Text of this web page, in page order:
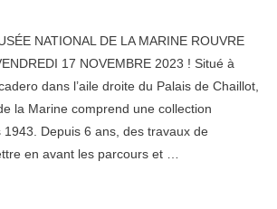
NATIONAL DE LA MARINE ROUVRE
17 NOVEMBRE 2023 ! Situé à
dans l’aile droite du Palais de Chaillot,
la Marine comprend une collection
1943. Depuis 6 ans, des travaux de
en avant les parcours et …